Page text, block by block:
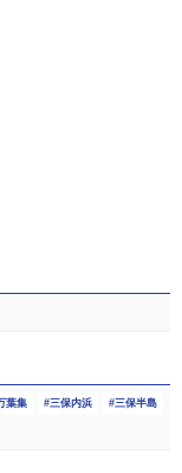
葉集 三保内浜 三保半島